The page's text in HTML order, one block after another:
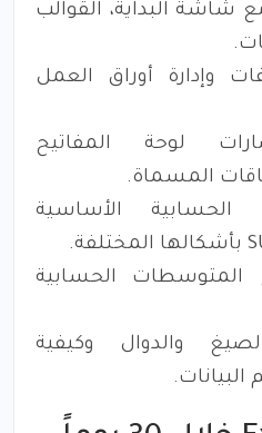
شاشة البداية، القوالب
وإدارة أوراق العمل
لوحة المفاتيح
المسماة.
الحسابية الأساسية
المتوسطات الحسابية
والدوال وكيفية